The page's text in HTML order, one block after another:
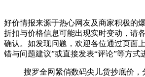
好价情报来源于热心网友及商家积极的
折扣与价格信息可能出现实时变动，请
确认。如发现问题，欢迎各位通过页面
错与问题建议”或直接发表“评论”等方式
搜罗全网紧俏数码尖儿货抄底价，